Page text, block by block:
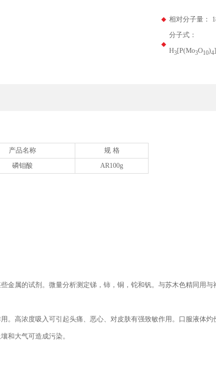
相对分子量：
分子式：
H3[P(Mo3O10)4
产品名称 规 格
磷钼酸 AR100g
金属的试剂。微量分析测定锑，铈，铜，铊和钒。与苏木色精同用与
。高浓度吸入可引起头痛、恶心、对皮肤有强致敏作用。口服液体灼
和大气可造成污染。